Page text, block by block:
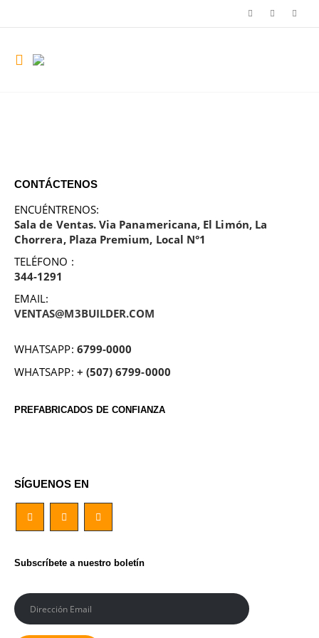
CONTÁCTENOS
ENCUÉNTRENOS:
Sala de Ventas. Via Panamericana, El Limón, La
Chorrera, Plaza Premium, Local N°1
TELÉFONO :
344-1291
EMAIL:
VENTAS@M3BUILDER.COM
WHATSAPP: 6799-0000
WHATSAPP: + (507) 6799-0000
PREFABRICADOS DE CONFIANZA
SÍGUENOS EN
Subscríbete a nuestro boletín